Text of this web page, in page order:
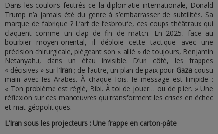
Dans les couloirs feutrés de la diplomatie internationale, Donald
Trump n’a jamais été du genre à s’embarrasser de subtilités. Sa
marque de fabrique ? L’art de l’esbroufe, ces coups théâtraux qui
claquent comme un clap de fin de match. En 2025, face au
bourbier moyen-oriental, il déploie cette tactique avec une
précision chirurgicale, piégeant son « allié » de toujours, Benjamin
Netanyahu, dans un étau invisible. D’un côté, les frappes
« décisives » sur l’Iran ; de l’autre, un plan de paix pour Gazacousu
main avec les Arabes. À chaque fois, le message est limpide :
« Ton problème est réglé, Bibi. À toi de jouer… ou de plier. » Une
réflexion sur ces manœuvres qui transforment les crises en échec
et mat géopolitiques.
L’Iran sous les projecteurs : Une frappe en carton-pâte